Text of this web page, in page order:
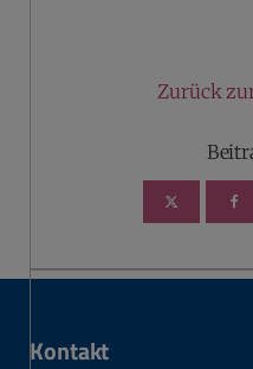
Zurück
Kontakt